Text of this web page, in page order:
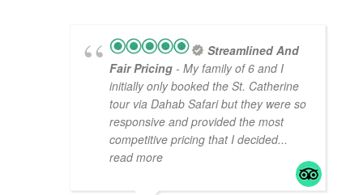
Streamlined And
Fair Pricing - My family of 6 and I
initially only booked the St. Catherine
tour via Dahab Safari but they were so
responsive and provided the most
competitive pricing that I decided...
read more